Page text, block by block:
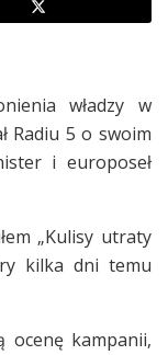
władzy w
Radiu 5 o swoim
i europoseł
„Kulisy utraty
kilka dni temu
ocenę kampanii,